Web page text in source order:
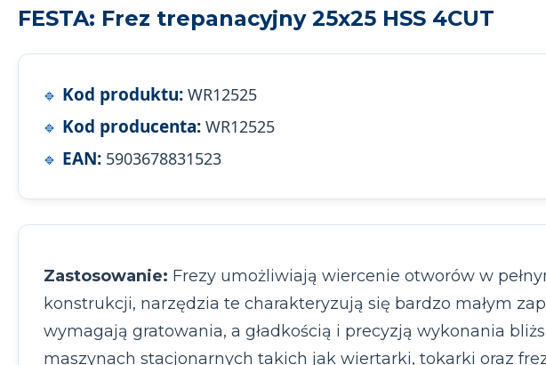
FESTA: Frez trepanacyjny 25x25 HSS 4CUT
Kod produktu: WR12525
Kod producenta: WR12525
EAN: 5903678831523
Zastosowanie: Frezy umożliwiają wiercenie otworów w
konstrukcji, narzędzia te charakteryzują się bardzo małym
wymagają gratowania, a gładkością i precyzją wykonania
maszynach stacjonarnych takich jak wiertarki, tokarki oraz